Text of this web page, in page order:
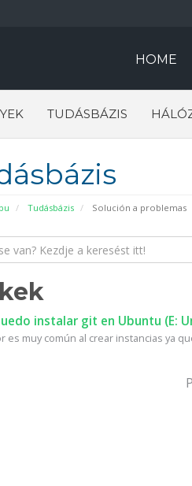
HOME
TUDÁSBÁZIS
Tudásbázis Solución a problemas
instalar git en Ubuntu (E:
es muy común al crear instancias ya